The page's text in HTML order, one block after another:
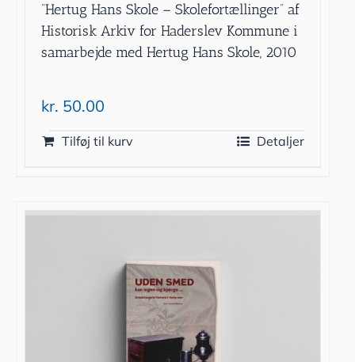
”Hertug Hans Skole – Skolefortællinger” af
Historisk Arkiv for Haderslev Kommune i
samarbejde med Hertug Hans Skole, 2010
kr. 50.00
Tilføj til kurv Detaljer